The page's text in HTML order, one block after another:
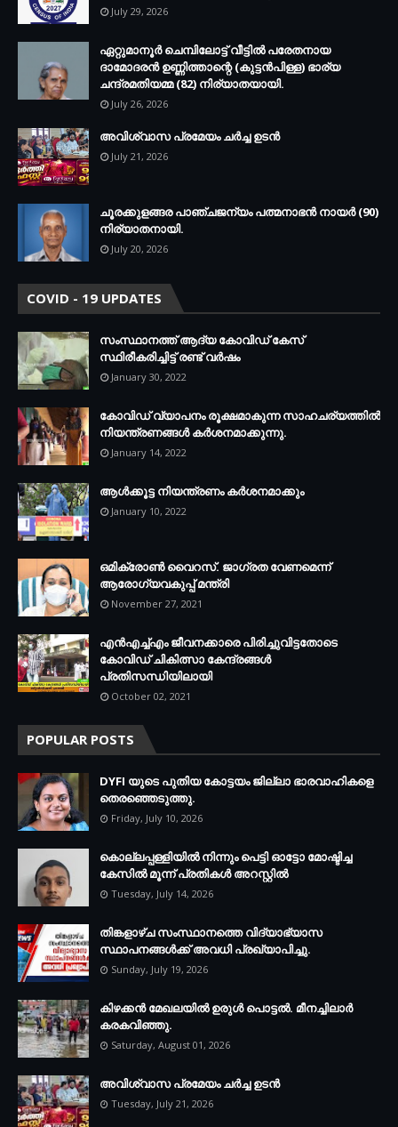
July 29, 2026
ഏറ്റുമാനൂര്‍ ചെമ്പിലോട്ട് വീട്ടില്‍ പരേതനായ
ദാമോദരന്‍ ഉണ്ണിത്താന്റെ (കുട്ടന്‍പിള്ള) ഭാര്യ
ചന്ദ്രമതിയമ്മ (82) നിര്യാതയായി.
July 26, 2026
അവിശ്വാസ പ്രമേയം ചര്‍ച്ച ഉടന്‍
July 21, 2026
ചൂരക്കുളങ്ങര പാഞ്ചജന്യം പത്മനാഭന്‍ നായര്‍ (90)
നിര്യാതനായി.
July 20, 2026
COVID - 19 UPDATES
സംസ്ഥാനത്ത് ആദ്യ കോവിഡ് കേസ്
സ്ഥിരീകരിച്ചിട്ട് രണ്ട് വര്‍ഷം
January 30, 2022
കോവിഡ് വ്യാപനം രൂക്ഷമാകുന്ന സാഹചര്യത്തില്‍
നിയന്ത്രണങ്ങള്‍ കര്‍ശനമാക്കുന്നു.
January 14, 2022
ആള്‍ക്കൂട്ട നിയന്ത്രണം കര്‍ശനമാക്കും
January 10, 2022
ഒമിക്രോണ്‍ വൈറസ്. ജാഗ്രത വേണമെന്ന്
ആരോഗ്യവകുപ്പ് മന്ത്രി
November 27, 2021
എന്‍എച്ച്എം ജീവനക്കാരെ പിരിച്ചുവിട്ടതോടെ
കോവിഡ് ചികിത്സാ കേന്ദ്രങ്ങള്‍
പ്രതിസന്ധിയിലായി
October 02, 2021
POPULAR POSTS
DYFI യുടെ പുതിയ കോട്ടയം ജില്ലാ ഭാരവാഹികളെ
തെരഞ്ഞെടുത്തു.
Friday, July 10, 2026
കൊല്ലപ്പള്ളിയില്‍ നിന്നും പെട്ടി ഓട്ടോ മോഷ്ടിച്ച
കേസില്‍ മൂന്ന് പ്രതികള്‍ അറസ്റ്റില്‍
Tuesday, July 14, 2026
തിങ്കളാഴ്ച സംസ്ഥാനത്തെ വിദ്യാഭ്യാസ
സ്ഥാപനങ്ങള്‍ക്ക് അവധി പ്രഖ്യാപിച്ചു.
Sunday, July 19, 2026
കിഴക്കന്‍ മേഖലയില്‍ ഉരുള്‍ പൊട്ടല്‍. മീനച്ചിലാര്‍
കരകവിഞ്ഞു.
Saturday, August 01, 2026
അവിശ്വാസ പ്രമേയം ചര്‍ച്ച ഉടന്‍
Tuesday, July 21, 2026